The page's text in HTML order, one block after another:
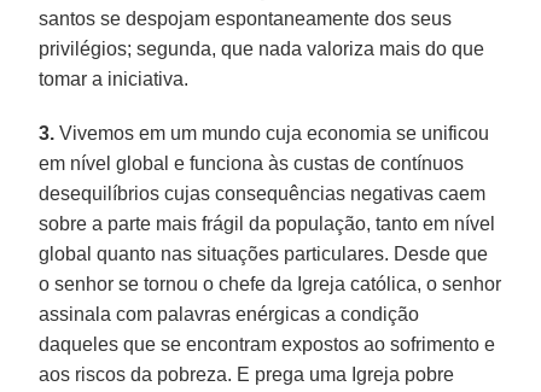
santos se despojam espontaneamente dos seus
privilégios; segunda, que nada valoriza mais do que
tomar a iniciativa.
3. Vivemos em um mundo cuja economia se unificou
em nível global e funciona às custas de contínuos
desequilíbrios cujas consequências negativas caem
sobre a parte mais frágil da população, tanto em nível
global quanto nas situações particulares. Desde que
o senhor se tornou o chefe da Igreja católica, o senhor
assinala com palavras enérgicas a condição
daqueles que se encontram expostos ao sofrimento e
aos riscos da pobreza. E prega uma Igreja pobre